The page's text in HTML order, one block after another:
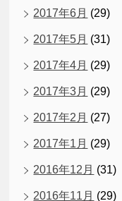
2017年6月 (29)
2017年5月 (31)
2017年4月 (29)
2017年3月 (29)
2017年2月 (27)
2017年1月 (29)
2016年12月 (31)
2016年11月 (29)